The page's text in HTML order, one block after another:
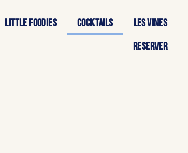
Little foodies COCKTAILS
LES VINES
RESERVER